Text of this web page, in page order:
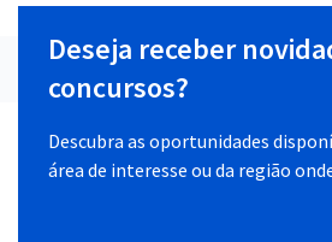
Deseja receber
concursos?
Descubra as oportunidades
área de interesse ou da região